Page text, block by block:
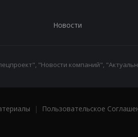
Новости
"Новости компаний",
| Пользовательское